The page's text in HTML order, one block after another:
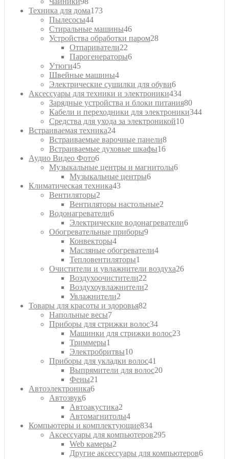
товаров
Техника для дома173173
Пылесосы4444
товара
Стиральные машины4646
товаров
Устройства обработки паром2828
Отпариватели22
товара
Парогенераторы66
Утюги4545
товаров
Швейные машины44
товара
Электрические сушилки для обуви66
товаров
Аксессуары для техники и электроники434434
товара
Зарядные устройства и блоки питания8080
товаров
Кабели и переходники для электроники344344
Средства для ухода за электроникой1010
Встраиваемая техника2424
товара
Встраиваемые варочные панели88
Встраиваемые духовые шкафы1616
Аудио Видео Фото66
товаров
Музыкальные центры и магнитолы66
Музыкальные центры66
Климатическая техника4343
Вентиляторы2
товара
Вентиляторы настольные2
Водонагреватели66
товаров
Электрические водонагреватели66
Обогревательные приборы99
Конвекторы44
товара
Масляные обогреватели44
Тепловентиляторы1
товар
Очистители и увлажнители воздуха2626
Воздухоочистители22
товара
Воздухоувлажнители2
Увлажнители2
товара
Товары для красоты и здоровья82
Напольные весы77
товаров
Приборы для стрижки волос3434
товара
Машинки для стрижки волос2323
Триммеры1
товар
Электробритвы1010
товаров
Приборы для укладки волос41
товар
Выпрямители для волос2020
Фены21
Автоэлектроника66
Автозвук66
товаров
Автоакустика2
товара
Автомагнитолы44
товара
Компьютеры и комплектующие834834
товара
Аксессуары для компьютеров295295
Web камеры2
товара
Другие аксессуары для компьютеров66